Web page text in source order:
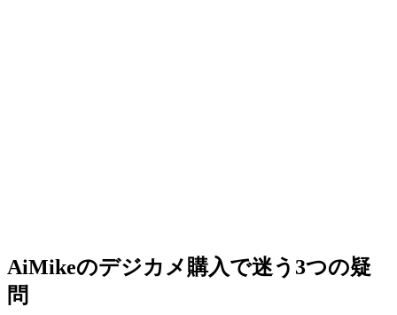
AiMikeのデジカメ購入で迷う3つの疑
問